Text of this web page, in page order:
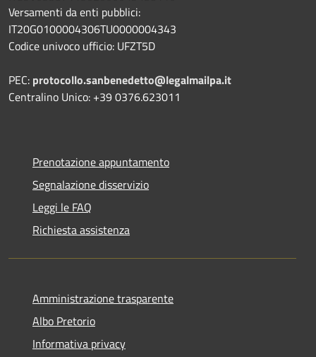
Versamenti da enti pubblici:
IT20G0100004306TU0000004343
Codice univoco ufficio: UFZT5D
PEC: protocollo.sanbenedetto@legalmailpa.it
Centralino Unico: +39 0376.623011
Prenotazione appuntamento
Segnalazione disservizio
Leggi le FAQ
Richiesta assistenza
Amministrazione trasparente
Albo Pretorio
Informativa privacy